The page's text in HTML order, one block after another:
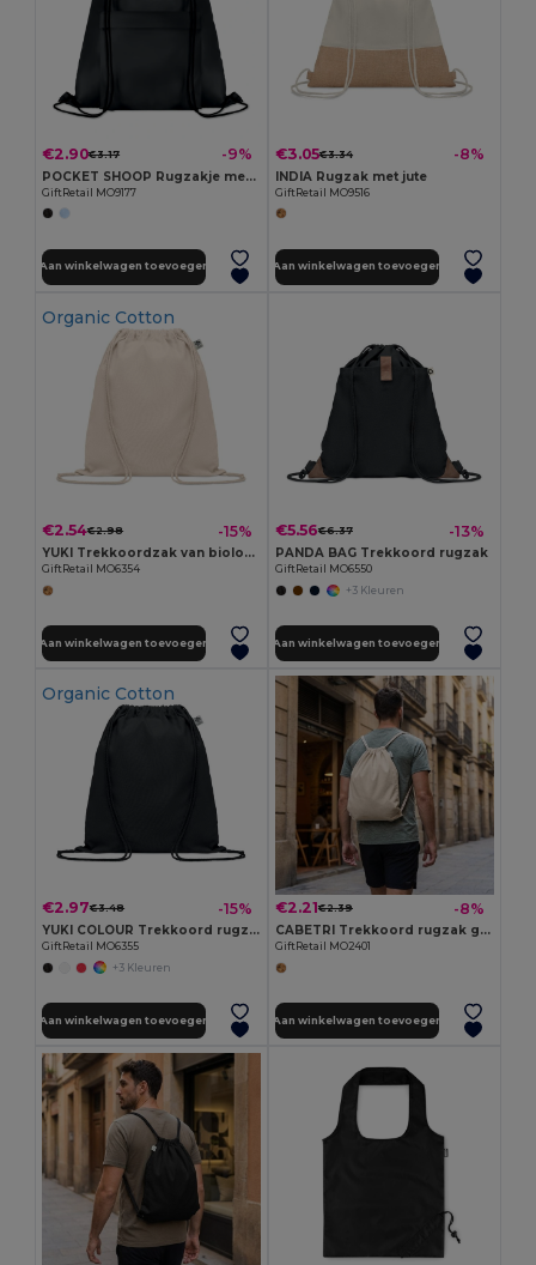
€2.90€3.17 -9%
POCKET SHOOP Rugzakje met voorvak en rits
GiftRetail MO9177
Aan winkelwagen toevoegen
€3.05€3.34 -8%
INDIA Rugzak met jute
GiftRetail MO9516
Aan winkelwagen toevoegen
Organic Cotton
€2.54€2.98 -15%
YUKI Trekkoordzak van biologisch kat
GiftRetail MO6354
Aan winkelwagen toevoegen
€5.56€6.37 -13%
PANDA BAG Trekkoord rugzak
GiftRetail MO6550
+3 Kleuren
Aan winkelwagen toevoegen
Organic Cotton
€2.97€3.48 -15%
YUKI COLOUR Trekkoord rugzak van organisch
GiftRetail MO6355
+3 Kleuren
Aan winkelwagen toevoegen
€2.21€2.39 -8%
CABETRI Trekkoord rugzak gerecycled
GiftRetail MO2401
Aan winkelwagen toevoegen